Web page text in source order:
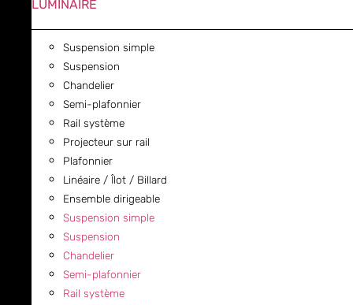
LUMINAIRE
Suspension simple
Suspension
Chandelier
Semi-plafonnier
Rail système
Projecteur sur rail
Plafonnier
Linéaire / Îlot / Billard
Ensemble dirigeable
Suspension simple
Suspension
Chandelier
Semi-plafonnier
Rail système